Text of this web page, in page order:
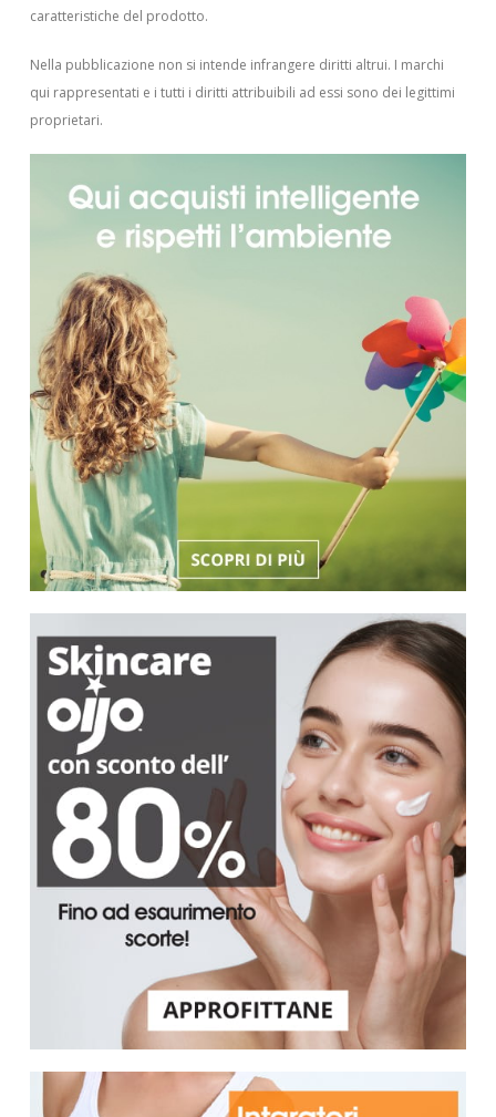
caratteristiche del prodotto.
Nella pubblicazione non si intende infrangere diritti altrui. I marchi
qui rappresentati e i tutti i diritti attribuibili ad essi sono dei legittimi
proprietari.